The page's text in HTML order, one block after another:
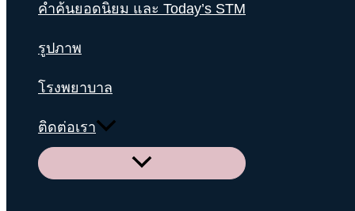
คำค้นยอดนิยม และ Today’s STM
รูปภาพ
โรงพยาบาล
ติดต่อเรา
Menu